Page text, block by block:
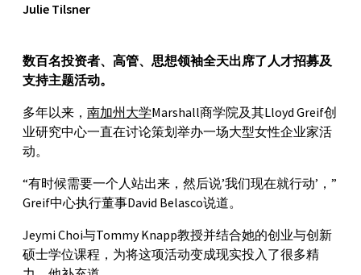
Julie Tilsner
数百名投资者、高管、思想领袖全天出席了人才招募及
支持主题活动。
多年以来， 南加州大学Marshall商学院及其Lloyd Greif创
业研究中心一直在讨论策划举办一场大型女性企业家活
动。
“有时候需要一个人站出来，然后说’我们现在就行动’，”
Greif中心执行董事David Belasco说道。
Jeymi Choi与Tommy Knapp教授并结合她的创业与创新
硕士学位课程，为将这项活动变成现实投入了很多精